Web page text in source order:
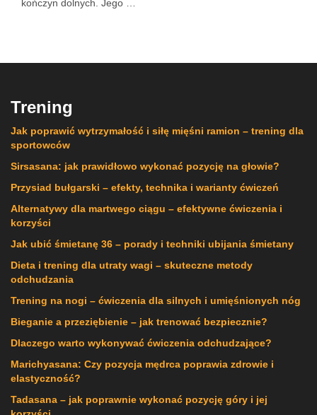
kończyn dolnych. Jego …
Trening
Jak poprawić wytrzymałość i siłę mięśni ramion – trening dla
sportowców
Sirsasana: jak prawidłowo wykonać pozycję na głowie?
Przysiad bułgarski – efekty, technika i warianty ćwiczeń
Alternatywy dla martwego ciągu – efektywne ćwiczenia i
korzyści
Jak ubić śmietanę 36 – porady i techniki ubijania śmietany
Dieta i trening dla utraty wagi – skuteczne metody
odchudzania
Trening na nogi – ćwiczenia dla silnych i umięśnionych nóg
Bieganie a przeziębienie – jak trenować bezpiecznie?
Dlaczego warto wykonywać ćwiczenia odchudzające?
Marichyasana: Czy pozycja mędrca poprawia zdrowie i
elastyczność?
Tadasana – jak poprawnie wykonać pozycję góry i jej